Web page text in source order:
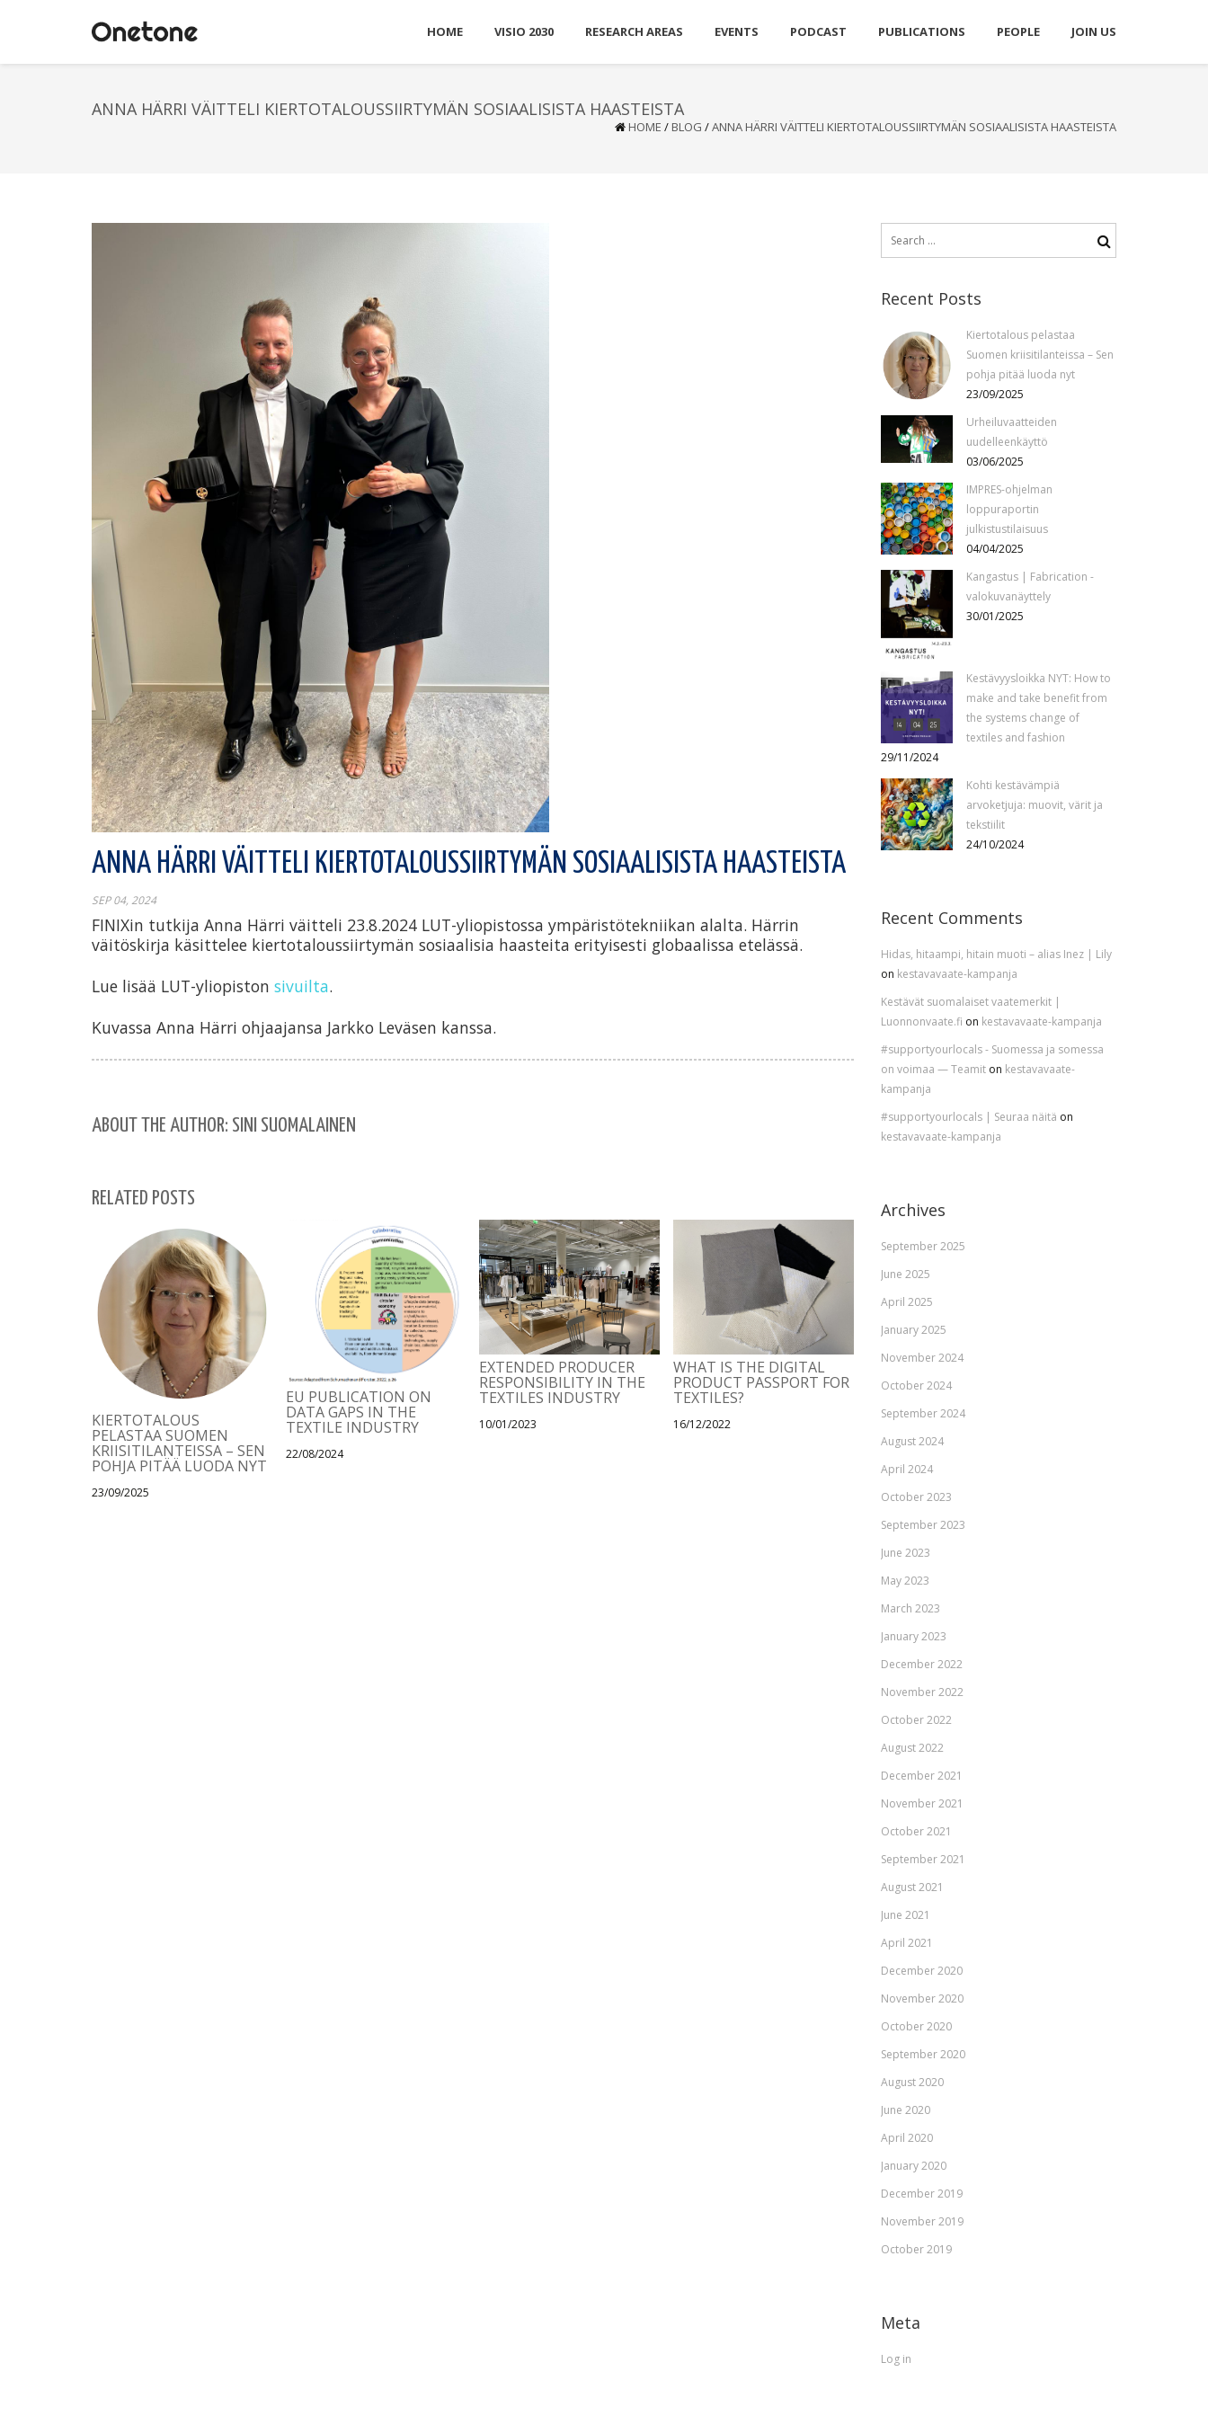
HOME VISIO 2030 RESEARCH AREAS EVENTS PODCAST PUBLICATIONS PEOPLE JOIN US
ANNA HÄRRI VÄITTELI KIERTOTALOUSSIIRTYMÄN SOSIAALISISTA HAASTEISTA
HOME / BLOG /ANNA HÄRRI VÄITTELI KIERTOTALOUSSIIRTYMÄN SOSIAALISISTA HAASTEISTA
ANNA HÄRRI VÄITTELI KIERTOTALOUSSIIRTYMÄN SOSIAALISISTA HAASTEISTA
SEP 04, 2024
FINIXin tutkija Anna Härri väitteli 23.8.2024 LUT-yliopistossa ympäristötekniikan alalta. Härrin
väitöskirja käsittelee kiertotaloussiirtymän sosiaalisia haasteita erityisesti globaalissa etelässä.
Lue lisää LUT-yliopiston sivuilta.
Kuvassa Anna Härri ohjaajansa Jarkko Leväsen kanssa.
ABOUT THE AUTHOR: SINI SUOMALAINEN
RELATED POSTS
KIERTOTALOUS
PELASTAA SUOMEN
KRIISITILANTEISSA – SEN
POHJA PITÄÄ LUODA NYT
23/09/2025
EU PUBLICATION ON
DATA GAPS IN THE
TEXTILE INDUSTRY
22/08/2024
EXTENDED PRODUCER
RESPONSIBILITY IN THE
TEXTILES INDUSTRY
10/01/2023
WHAT IS THE DIGITAL
PRODUCT PASSPORT FOR
TEXTILES?
16/12/2022
TEXTILE INDUSTRY
08/12/2022
Search
Recent Posts
Kiertotalous pelastaa
Suomen kriisitilanteissa – Sen
pohja pitää luoda nyt
23/09/2025
Urheiluvaatteiden
uudelleenkäyttö
03/06/2025
IMPRES-ohjelman
loppuraportin
julkistustilaisuus
04/04/2025
Kangastus | Fabrication -
valokuvanäyttely
30/01/2025
Kestävyysloikka NYT: How to
make and take benefit from
the systems change of
textiles and fashion
29/11/2024
Kohti kestävämpiä
arvoketjuja: muovit, värit ja
tekstiilit
24/10/2024
Recent Comments
Hidas, hitaampi, hitain muoti – alias Inez | Lily
on kestavavaate-kampanja
Kestävät suomalaiset vaatemerkit |
Luonnonvaate.fi on kestavavaate-kampanja
#supportyourlocals - Suomessa ja somessa
on voimaa — Teamit on kestavavaate-
kampanja
#supportyourlocals | Seuraa näitä on
kestavavaate-kampanja
Archives
September 2025
June 2025
April 2025
January 2025
November 2024
October 2024
September 2024
August 2024
April 2024
October 2023
September 2023
June 2023
May 2023
March 2023
January 2023
December 2022
November 2022
October 2022
August 2022
December 2021
November 2021
October 2021
September 2021
August 2021
June 2021
April 2021
December 2020
November 2020
October 2020
September 2020
August 2020
June 2020
April 2020
January 2020
December 2019
November 2019
October 2019
Meta
Log in